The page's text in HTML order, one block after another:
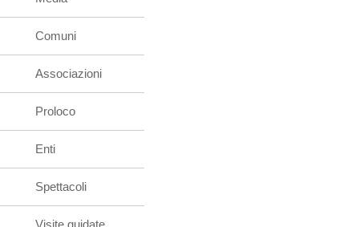
Comuni
Associazioni
Proloco
Enti
Spettacoli
Visite guidate